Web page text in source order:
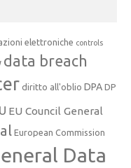
elettroniche controls
data breach
diritto all'oblio DPA DP
EU Council General
European Commission
Data